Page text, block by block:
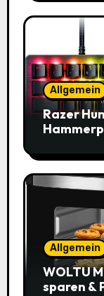
Allgemein
Razer
Allgemein
WOLTU
sparen &